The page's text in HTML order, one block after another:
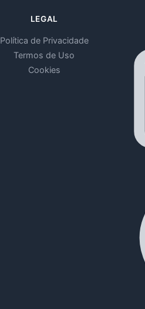
LEGAL
Política de Privacidade
Termos de Uso
Cookies